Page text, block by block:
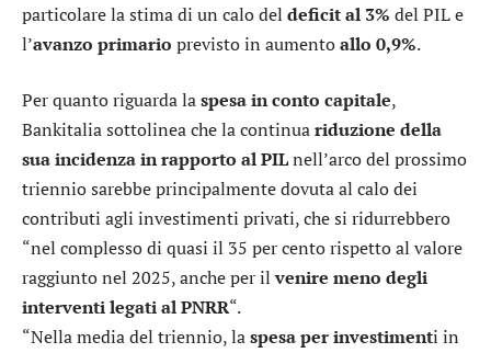
particolare la stima di un calo del deficit al 3% del PIL e
l’avanzo primario previsto in aumentoallo 0,9%.
Per quanto riguarda laspesa in conto capitale,
Bankitalia sottolinea che la continuariduzione della
sua incidenza in rapporto al PILnell’arco del prossimo
triennio sarebbe principalmente dovuta al calo dei
contributi agli investimenti privati, che si ridurrebbero
“nel complesso di quasi il 35 per cento rispetto al valore
raggiunto nel 2025, anche per ilvenire meno degli
interventi legati al PNRR“.
“Nella media del triennio, laspesa per investimenti in